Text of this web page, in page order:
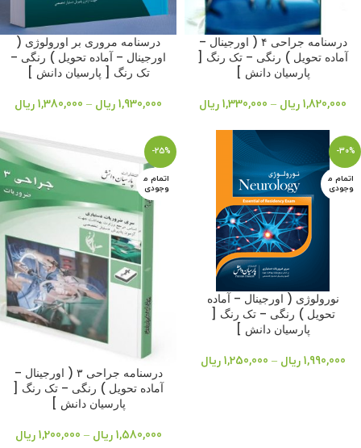
درسنامه جراحی ۴ ( اورجینال –
آماده تحویل ) رنگی – تک رنگ [
پارسیان دانش ]
1,820,000 ریال –
1,330,000 ریال
درسنامه مروری بر اورولوژی (
اورجینال – آماده تحویل ) رنگی –
تک رنگ [ پارسیان دانش ]
1,930,000 ریال –
1,380,000 ریال
-30%
اتمام م
وجودی
نورولوژی ( اورجینال – آماده
تحویل ) رنگی – تک رنگ [
پارسیان دانش ]
1,990,000 ریال –
1,250,000 ریال
-25%
اتمام م
وجودی
درسنامه جراحی ۳ ( اورجینال –
آماده تحویل ) رنگی – تک رنگ [
پارسیان دانش ]
1,580,000 ریال –
1,200,000 ریال